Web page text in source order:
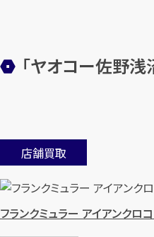
「ヤオコー佐野浅
店舗買取
フランクミュラー アイアンク